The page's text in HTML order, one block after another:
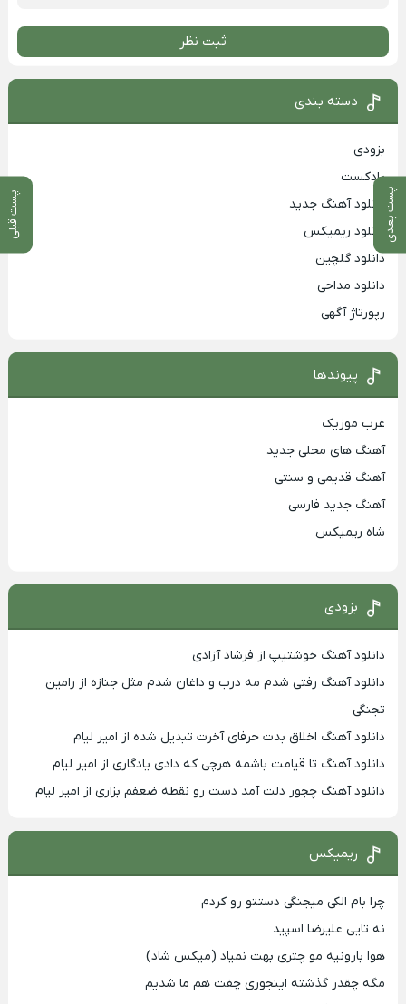
پست بعدی پست قبلی
ثبت نظر
دسته بندی
بزودی
پادکست
دانلود آهنگ جدید
دانلود ریمیکس
دانلود گلچین
دانلود مداحی
رپورتاژ آگهی
پیوندها
غرب موزیک
آهنگ های محلی جدید
آهنگ قدیمی و سنتی
آهنگ جدید فارسی
شاه ریمیکس
بزودی
دانلود آهنگ خوشتیپ از فرشاد آزادی
دانلود آهنگ رفتی شدم مه درب و داغان شدم مثل جنازه از رامین
تجنگی
دانلود آهنگ اخلاق بدت حرفای آخرت تبدیل شده از امیر لیام
دانلود آهنگ تا قیامت باشمه هرچی که دادی یادگاری از امیر لیام
دانلود آهنگ چجور دلت آمد دست رو نقطه ضعفم بزاری از امیر لیام
ریمیکس
چرا بام الکی میجنگی دستتو رو کردم
نه تایی علیرضا اسپید
هوا بارونیه مو چتری بهت نمیاد (میکس شاد)
مگه چقدر گذشته اینجوری چفت هم ما شدیم